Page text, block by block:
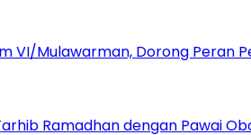
VI/Mulawarman, Dorong Peran
Ramadhan dengan Pawai